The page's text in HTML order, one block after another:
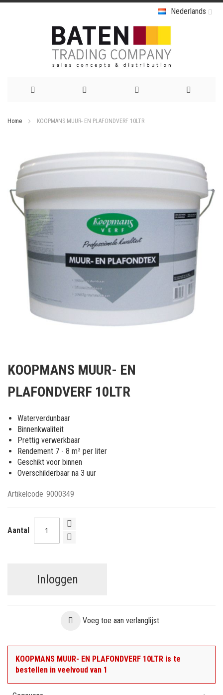
Nederlands
inhoud
Home KOOPMANS MUUR- EN PLAFONDVERF 10LTR
einde
van
de
afbeeldingen-
gallerij
het
van
afbeeldingen-
gallerij
KOOPMANS MUUR- EN
PLAFONDVERF 10LTR
Waterverdunbaar
Binnenkwaliteit
Prettig verwerkbaar
Rendement 7 - 8 m² per liter
Geschikt voor binnen
Overschilderbaar na 3 uur
Artikelcode 9000349
Aantal
Inloggen
Voeg toe aan verlanglijst
KOOPMANS MUUR- EN PLAFONDVERF 10LTR is te
bestellen in veelvoud van 1